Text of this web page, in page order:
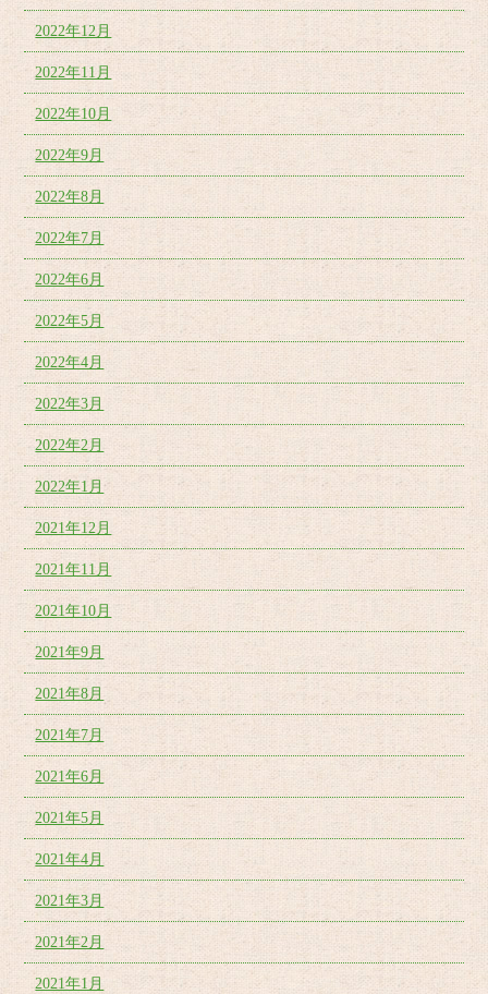
2022年12月
2022年11月
2022年10月
2022年9月
2022年8月
2022年7月
2022年6月
2022年5月
2022年4月
2022年3月
2022年2月
2022年1月
2021年12月
2021年11月
2021年10月
2021年9月
2021年8月
2021年7月
2021年6月
2021年5月
2021年4月
2021年3月
2021年2月
2021年1月